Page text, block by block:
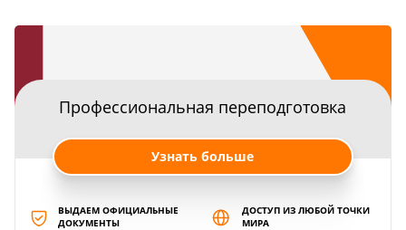
Профессиональная переподготовка
Узнать больше
ВЫДАЕМ ОФИЦИАЛЬНЫЕ
ДОКУМЕНТЫ
ДОСТУП ИЗ ЛЮБОЙ ТОЧКИ
МИРА